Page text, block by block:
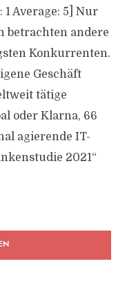
Average: 5] Nur
betrachten andere
Konkurrenten.
Geschäft
tätige
oder Klarna, 66
agierende IT-
2021“